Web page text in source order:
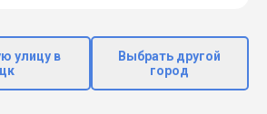
улицу в
Выбрать другой
город